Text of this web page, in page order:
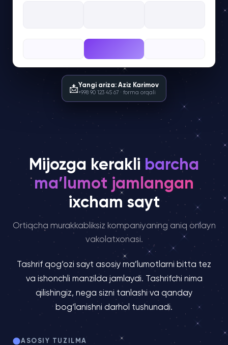
📩Yangi ariza: Aziz Karimov
+998 90 123 45 67 · forma orqali
Mijozga kerakli barcha
ma’lumot jamlangan
ixcham sayt
Ortiqcha murakkabliksiz kompaniyaning aniq onlayn
vakolatxonasi.
Tashrif qog‘ozi sayt asosiy ma’lumotlarni bitta tez
va ishonchli manzilda jamlaydi. Tashrifchi nima
qilishingiz, nega sizni tanlashi va qanday
bog‘lanishni darhol tushunadi.
ASOSIY TUZILMA